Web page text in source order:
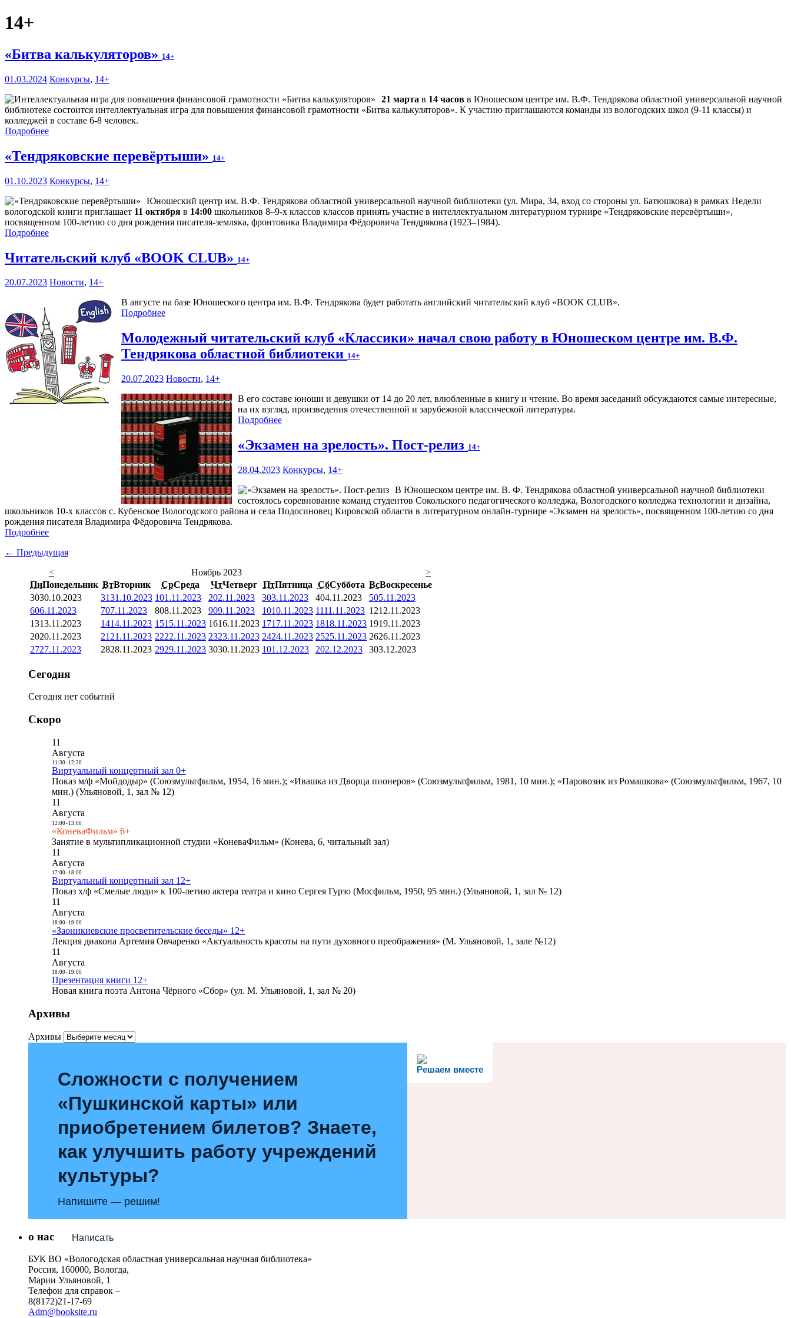
14+
«Битва калькуляторов» 14+
01.03.2024 Конкурсы, 14+
21 марта в 14 часов в Юношеском центре им. В.Ф. Тендрякова областной универсальной научной
библиотеке состоится интеллектуальная игра для повышения финансовой грамотности «Битва калькуляторов». К участию приглашаются команды из вологодских школ (9-11 классы) и
колледжей в составе 6-8 человек.
Подробнее
«Тендряковские перевёртыши» 14+
01.10.2023 Конкурсы, 14+
Юношеский центр им. В.Ф. Тендрякова областной универсальной научной библиотеки (ул. Мира, 34, вход со стороны ул. Батюшкова) в рамках Недели
вологодской книги приглашает 11 октября в 14:00 школьников 8–9-х классов классов принять участие в интеллектуальном литературном турнире «Тендряковские перевёртыши»,
посвященном 100-летию со дня рождения писателя-земляка, фронтовика Владимира Фёдоровича Тендрякова (1923–1984).
Подробнее
Читательский клуб «BOOK CLUB» 14+
20.07.2023 Новости, 14+
В августе на базе Юношеского центра им. В.Ф. Тендрякова будет работать английский читательский клуб «BOOK CLUB».
Подробнее
Молодежный читательский клуб «Классики» начал свою работу в Юношеском центре им. В.Ф.
Тендрякова областной библиотеки 14+
20.07.2023 Новости, 14+
В его составе юноши и девушки от 14 до 20 лет, влюбленные в книгу и чтение. Во время заседаний обсуждаются самые интересные,
на их взгляд, произведения отечественной и зарубежной классической литературы.
Подробнее
«Экзамен на зрелость». Пост-релиз 14+
28.04.2023 Конкурсы, 14+
В Юношеском центре им. В. Ф. Тендрякова областной универсальной научной библиотеки
состоялось соревнование команд студентов Сокольского педагогического колледжа, Вологодского колледжа технологии и дизайна,
школьников 10-х классов с. Кубенское Вологодского района и села Подосиновец Кировской области в литературном онлайн-турнире «Экзамен на зрелость», посвященном 100-летию со дня
рождения писателя Владимира Фёдоровича Тендрякова.
Подробнее
← Предыдущая
<
Ноябрь 2023
>
ПнПонедельник ВтВторник СрСреда ЧтЧетверг ПтПятница СбСуббота ВсВоскресенье
3030.10.2023 3131.10.2023 101.11.2023 202.11.2023 303.11.2023 404.11.2023 505.11.2023
606.11.2023 707.11.2023 808.11.2023 909.11.2023 1010.11.2023 1111.11.2023 1212.11.2023
1313.11.2023 1414.11.2023 1515.11.2023 1616.11.2023 1717.11.2023 1818.11.2023 1919.11.2023
2020.11.2023 21 21.11.2023 2222.11.2023 2323.11.2023 2424.11.2023 2525.11.2023 2626.11.2023
2727.11.2023 2828.11.2023 2929.11.2023 3030.11.2023 101.12.2023 202.12.2023 303.12.2023
Сегодня
Сегодня нет событий
Скоро
11
Августа
11:30- 12:30
Виртуальный концертный зал 0+
Показ м/ф «Мойдодыр» (Союзмультфильм, 1954, 16 мин.); «Ивашка из Дворца пионеров» (Союзмультфильм, 1981, 10 мин.); «Паровозик из Ромашкова» (Союзмультфильм, 1967, 10
мин.) (Ульяновой, 1, зал № 12)
11
Августа
12:00- 13:00
«КоневаФильм» 6+
Занятие в мультипликационной студии «КоневаФильм» (Конева, 6, читальный зал)
11
Августа
17:00- 18:00
Виртуальный концертный зал 12+
Показ х/ф «Смелые люди» к 100-летию актера театра и кино Сергея Гурзо (Мосфильм, 1950, 95 мин.) (Ульяновой, 1, зал № 12)
11
Августа
18:00- 19:00
«Заоникиевские просветительские беседы» 12+
Лекция диакона Артемия Овчаренко «Актуальность красоты на пути духовного преображения» (М. Ульяновой, 1, зале №12)
11
Августа
18:00- 19:00
Презентация книги 12+
Новая книга поэта Антона Чёрного «Сбор» (ул. М. Ульяновой, 1, зал № 20)
Архивы
Архивы
Решаем вместе
Сложности с получением
«Пушкинской карты» или
приобретением билетов? Знаете,
как улучшить работу учреждений
культуры?
Напишите — решим!
Написать
о нас
БУК ВО «Вологодская областная универсальная научная библиотека»
Россия, 160000, Вологда,
Марии Ульяновой, 1
Телефон для справок –
8(8172)21-17-69
Adm@booksite.ru